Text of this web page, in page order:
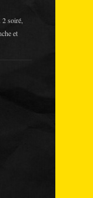
soiré,
et